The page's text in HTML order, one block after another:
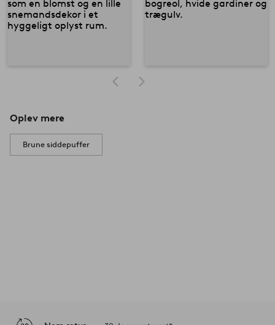
Oplev mere
Brune siddepuffer